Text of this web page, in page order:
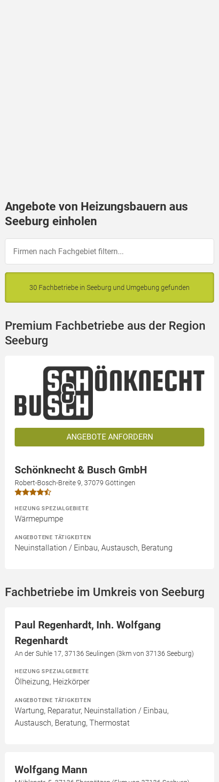
Angebote von Heizungsbauern aus
Seeburg einholen
30 Fachbetriebe in Seeburg und Umgebung gefunden
Premium Fachbetriebe aus der Region
Seeburg
ANGEBOTE ANFORDERN
Schönknecht & Busch GmbH
Robert-Bosch-Breite 9, 37079 Göttingen
HEIZUNG SPEZIALGEBIETE
Wärmepumpe
ANGEBOTENE TÄTIGKEITEN
Neuinstallation / Einbau, Austausch, Beratung
Fachbetriebe im Umkreis von Seeburg
Paul Regenhardt, Inh. Wolfgang
Regenhardt
An der Suhle 17, 37136 Seulingen (3km von 37136 Seeburg)
HEIZUNG SPEZIALGEBIETE
Ölheizung, Heizkörper
ANGEBOTENE TÄTIGKEITEN
Wartung, Reparatur, Neuinstallation / Einbau,
Austausch, Beratung, Thermostat
Wolfgang Mann